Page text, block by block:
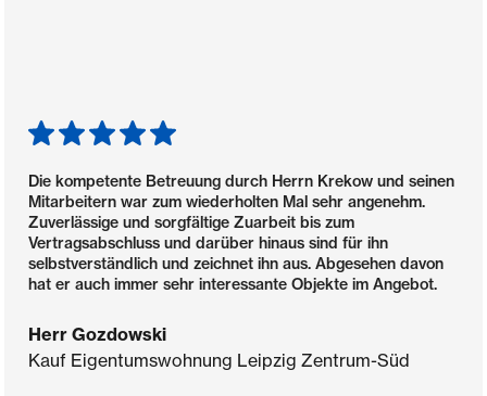
Die kompetente Betreuung durch Herrn Krekow und seinen
Mitarbeitern war zum wiederholten Mal sehr angenehm.
Zuverlässige und sorgfältige Zuarbeit bis zum
Vertragsabschluss und darüber hinaus sind für ihn
selbstverständlich und zeichnet ihn aus. Abgesehen davon
hat er auch immer sehr interessante Objekte im Angebot.
Herr Gozdowski
Kauf Eigentumswohnung Leipzig Zentrum-Süd